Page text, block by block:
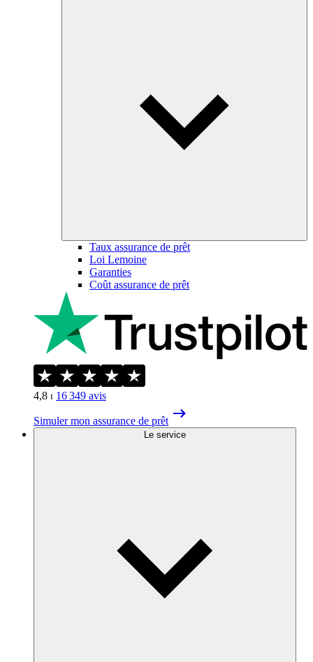
Taux assurance de prêt
Loi Lemoine
Garanties
Coût assurance de prêt
4,8 ⏐ 16 349 avis
Simuler mon assurance de prêt
Le service